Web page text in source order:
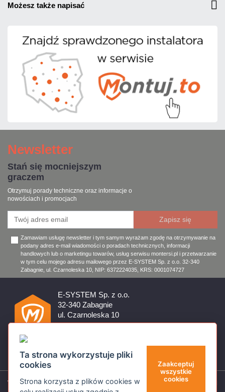
możesz także napisać
Newsletter
Stań się mocniejszym
graczem
Otrzymuj porady techniczne oraz informacje o
nowościach i promocjach
Zamawiam usługę newsletter i tym samym wyrażam zgodę na otrzymywanie na
podany adres e-mail wiadomości o poradach technicznych, informacji
handlowych lub o marketingu towarów, usług serwisu montersi.pl i przetwarzanie
w tym celu mojego adresu mailowego przez E-SYSTEM Sp. z o.o. 32-340
Zabagnie, ul. Czarnoleska 10, NIP: 6372224035, KRS: 0001074727
Firma czynna od poniedziałku do piątku w godzinach 8:00 –
E-SYSTEM Sp. z o.o.
32-340 Zabagnie
ul. Czarnoleska 10
sklep@montersi.pl
Wsparcie
Ta strona wykorzystuje pliki
cookies
Strona korzysta z plików cookies w
Zaakceptuj
wszystkie
cookies